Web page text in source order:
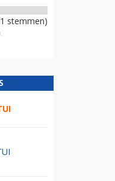
stemmen)